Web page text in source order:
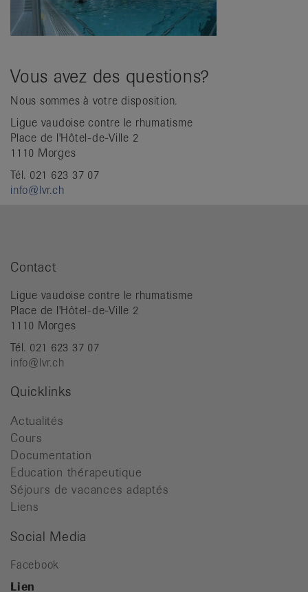
Vous avez des questions?
Nous sommes à votre disposition.
Ligue vaudoise contre le rhumatisme
Place de l'Hôtel-de-Ville 2
1110 Morges
Tél. 021 623 37 07
info@lvr.ch
Contact
Ligue vaudoise contre le rhumatisme
Place de l'Hôtel-de-Ville 2
1110 Morges
Tél. 021 623 37 07
info@lvr.ch
Quicklinks
Actualités
Cours
Documentation
Education thérapeutique
Séjours de vacances adaptés
Liens
Social Media
Facebook
Lien